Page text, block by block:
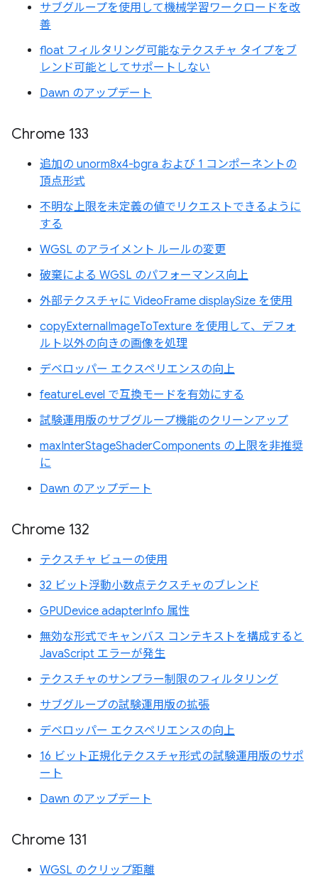
サブグループを使用して機械学習ワークロードを改
善
float フィルタリング可能なテクスチャ タイプをブ
レンド可能としてサポートしない
Dawn のアップデート
Chrome 133
追加の unorm8x4-bgra および 1 コンポーネントの
頂点形式
不明な上限を未定義の値でリクエストできるように
する
WGSL のアライメント ルールの変更
破棄による WGSL のパフォーマンス向上
外部テクスチャに VideoFrame displaySize を使用
copyExternalImageToTexture を使用して、デフォ
ルト以外の向きの画像を処理
デベロッパー エクスペリエンスの向上
featureLevel で互換モードを有効にする
試験運用版のサブグループ機能のクリーンアップ
maxInterStageShaderComponents の上限を非推奨
に
Dawn のアップデート
Chrome 132
テクスチャ ビューの使用
32 ビット浮動小数点テクスチャのブレンド
GPUDevice adapterInfo 属性
無効な形式でキャンバス コンテキストを構成すると
JavaScript エラーが発生
テクスチャのサンプラー制限のフィルタリング
サブグループの試験運用版の拡張
デベロッパー エクスペリエンスの向上
16 ビット正規化テクスチャ形式の試験運用版のサポ
ート
Dawn のアップデート
Chrome 131
WGSL のクリップ距離